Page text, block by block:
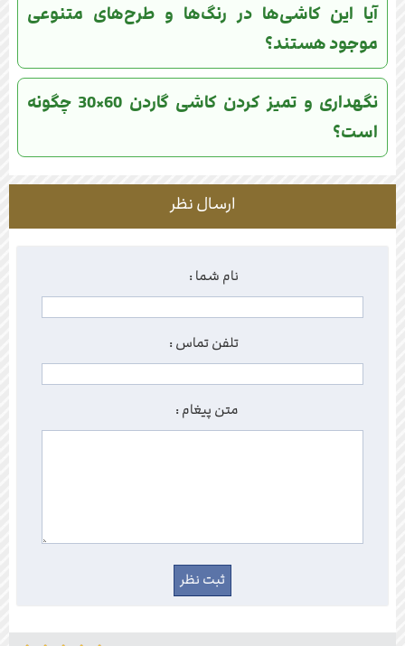
آیا این کاشی‌ها در رنگ‌ها و طرح‌های متنوعی
موجود هستند؟
نگهداری و تمیز کردن کاشی گاردن 60×30 چگونه
است؟
ارسال نظر
نام شما :
تلفن تماس :
متن پیغام :